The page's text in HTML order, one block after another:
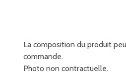
La composition du produit
commande.
Photo non contractuelle.